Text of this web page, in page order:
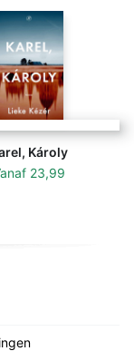
Károly
23,99